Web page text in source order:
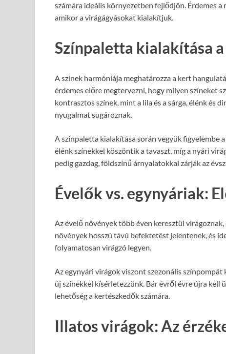
számára ideális környezetben fejlődjön. Érdemes
amikor a virágágyásokat kialakítjuk.
Színpaletta kialakítása
A színek harmóniája meghatározza a kert
érdemes előre megtervezni, hogy milyen színeket
kontrasztos színek, mint a lila és a sárga, élénk és
nyugalmat sugároznak.
A színpaletta kialakítása során vegyük figyelembe
élénk színekkel köszöntik a tavaszt, míg a nyári
pedig gazdag, földszínű árnyalatokkal zárják az
Évelők vs. egynyáriak:
Az évelő növények több éven keresztül
növények hosszú távú befektetést jelentenek, és
folyamatosan virágzó legyen.
Az egynyári virágok viszont szezonális
új színekkel kísérletezzünk. Bár évről évre újra kell
lehetőség a kertészkedők számára.
Illatos virágok: Az